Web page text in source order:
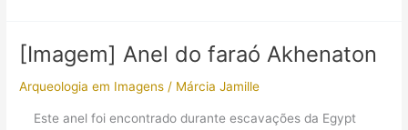
em
pirâmide
[Imagem] Anel do faraó Akhenaton
Arqueologia em Imagens / Márcia Jamille
Este anel foi encontrado durante escavações da Egypt